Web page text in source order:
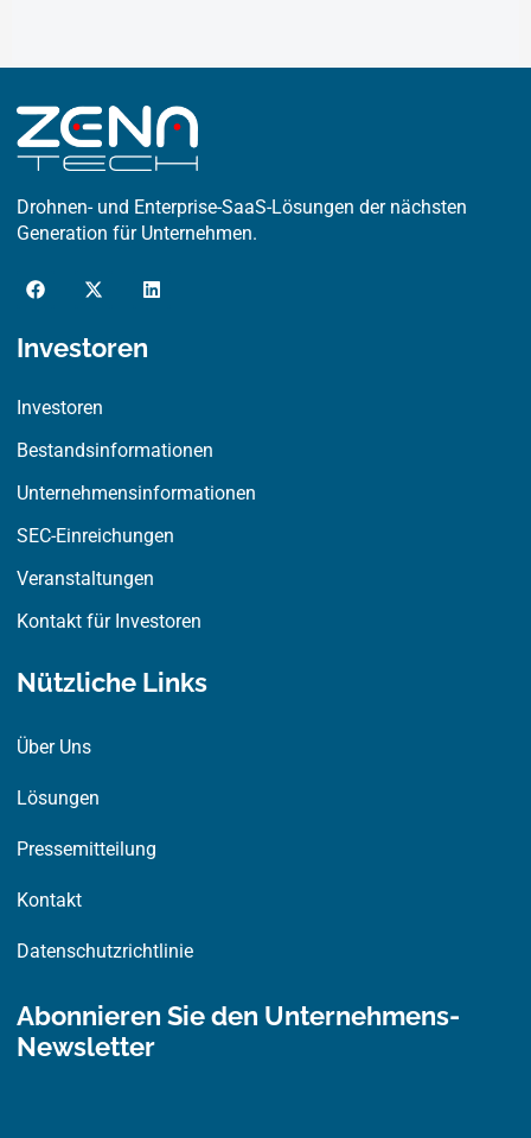
Drohnen- und Enterprise-SaaS-Lösungen der nächsten
Generation für Unternehmen.
F
a
b
k
X
-
i
e
L
i
Investoren
Investoren
Bestandsinformationen
Unternehmensinformationen
SEC-Einreichungen
Veranstaltungen
Kontakt für Investoren
Nützliche Links
Über Uns
Lösungen
Pressemitteilung
Kontakt
Datenschutzrichtlinie
Abonnieren Sie den Unternehmens-
Newsletter